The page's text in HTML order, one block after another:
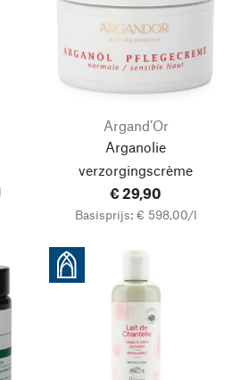
Argand’Or
Arganolie
verzorgingscrème
€ 29,90
Basisprijs: € 598,00/l